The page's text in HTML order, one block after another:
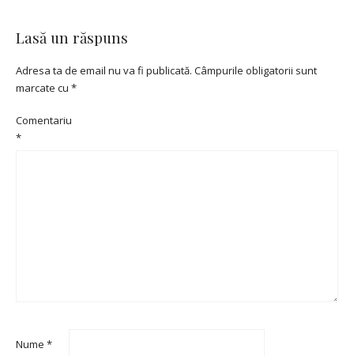
Lasă un răspuns
Adresa ta de email nu va fi publicată. Câmpurile obligatorii sunt
marcate cu *
Comentariu
*
Nume *